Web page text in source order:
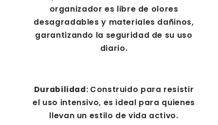
organizador es libre de olores
desagradables y materiales dañinos,
garantizando la seguridad de su uso
diario.
Durabilidad: Construido para resistir
el uso intensivo, es ideal para quienes
llevan un estilo de vida activo.